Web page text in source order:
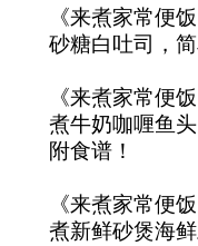
《来煮家常便
砂糖白吐司，
《来煮家常便
煮牛奶咖喱鱼
附食谱！
《来煮家常便
煮新鲜砂煲海